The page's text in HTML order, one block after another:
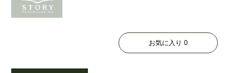
お気に入り 0